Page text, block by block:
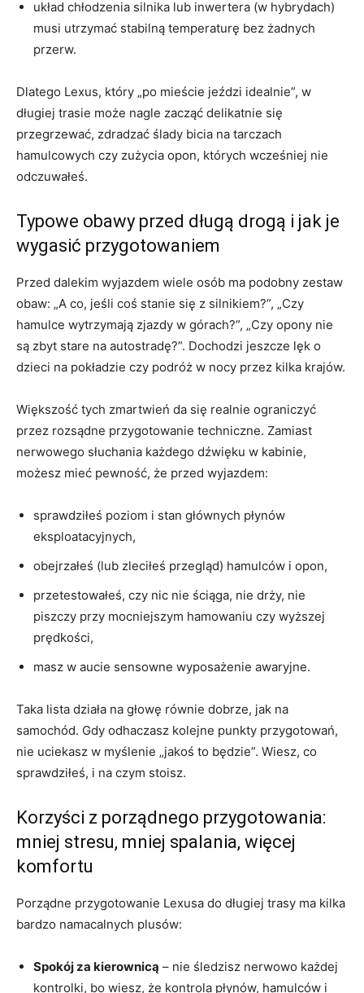
układ chłodzenia silnika lub inwertera (w hybrydach)
musi utrzymać stabilną temperaturę bez żadnych
przerw.
Dlatego Lexus, który „po mieście jeździ idealnie”, w
długiej trasie może nagle zacząć delikatnie się
przegrzewać, zdradzać ślady bicia na tarczach
hamulcowych czy zużycia opon, których wcześniej nie
odczuwałeś.
Typowe obawy przed długą drogą i jak je
wygasić przygotowaniem
Przed dalekim wyjazdem wiele osób ma podobny zestaw
obaw: „A co, jeśli coś stanie się z silnikiem?”, „Czy
hamulce wytrzymają zjazdy w górach?”, „Czy opony nie
są zbyt stare na autostradę?”. Dochodzi jeszcze lęk o
dzieci na pokładzie czy podróż w nocy przez kilka krajów.
Większość tych zmartwień da się realnie ograniczyć
przez rozsądne przygotowanie techniczne. Zamiast
nerwowego słuchania każdego dźwięku w kabinie,
możesz mieć pewność, że przed wyjazdem:
sprawdziłeś poziom i stan głównych płynów
eksploatacyjnych,
obejrzałeś (lub zleciłeś przegląd) hamulców i opon,
przetestowałeś, czy nic nie ściąga, nie drży, nie
piszczy przy mocniejszym hamowaniu czy wyższej
prędkości,
masz w aucie sensowne wyposażenie awaryjne.
Taka lista działa na głowę równie dobrze, jak na
samochód. Gdy odhaczasz kolejne punkty przygotowań,
nie uciekasz w myślenie „jakoś to będzie”. Wiesz, co
sprawdziłeś, i na czym stoisz.
Korzyści z porządnego przygotowania:
mniej stresu, mniej spalania, więcej
komfortu
Porządne przygotowanie Lexusa do długiej trasy ma kilka
bardzo namacalnych plusów:
Spokój za kierownicą – nie śledzisz nerwowo każdej
kontrolki, bo wiesz, że kontrola płynów, hamulców i